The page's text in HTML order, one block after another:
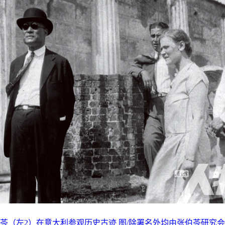
（左2）在意大利参观历史古迹 图/除署名外均由张伯苓研究